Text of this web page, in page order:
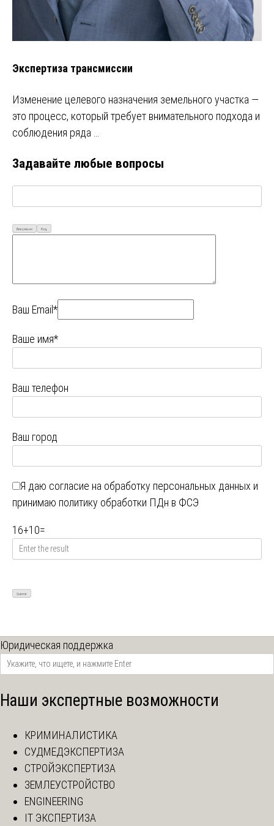
Экспертиза трансмиссии
Изменение целевого назначения земельного участка —
это процесс, который требует внимательного подхода и
соблюдения ряда …
Задавайте любые вопросы
Визуально Код
Ваш Email*
Ваше имя*
Ваш телефон
Ваш город
Я даю согласие на обработку персональных данных и
принимаю политику обработки ПДн в ФСЭ
16+10=
Юридическая поддержка
Наши экспертные возможности
КРИМИНАЛИСТИКА
СУДМЕДЭКСПЕРТИЗА
СТРОЙЭКСПЕРТИЗА
ЗЕМЛЕУСТРОЙСТВО
ENGINEERING
IT ЭКСПЕРТИЗА